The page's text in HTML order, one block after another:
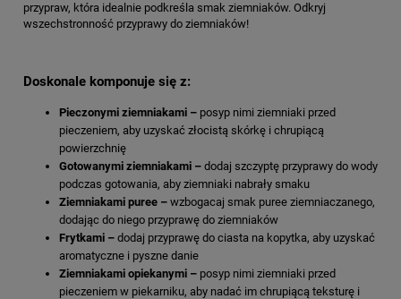
przypraw, która idealnie podkreśla smak ziemniaków. Odkryj
wszechstronność przyprawy do ziemniaków!
Doskonale komponuje się z:
Pieczonymi ziemniakami – posyp nimi ziemniaki przed
pieczeniem, aby uzyskać złocistą skórkę i chrupiącą
powierzchnię
Gotowanymi ziemniakami – dodaj szczyptę przyprawy do wody
podczas gotowania, aby ziemniaki nabrały smaku
Ziemniakami puree – wzbogacaj smak puree ziemniaczanego,
dodając do niego przyprawę do ziemniaków
Frytkami – dodaj przyprawę do ciasta na kopytka, aby uzyskać
aromatyczne i pyszne danie
Ziemniakami opiekanymi – posyp nimi ziemniaki przed
pieczeniem w piekarniku, aby nadać im chrupiącą teksturę i